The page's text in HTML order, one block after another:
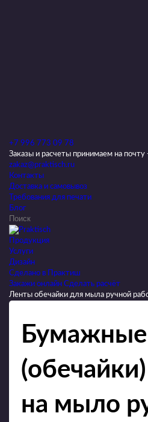
+7 996 773 09 78
Заказы и расчеты принимаем на почту
zakaz@praktisch.ru
Контакты
Доставка и самовывоз
Требования для печати
Блог
Продукция
Услуги
Дизайн
Cделано в Практиш
Закажи онлайн Сделать расчёт
Ленты обечайки для мыла ручной
(обечайки)
на мыло